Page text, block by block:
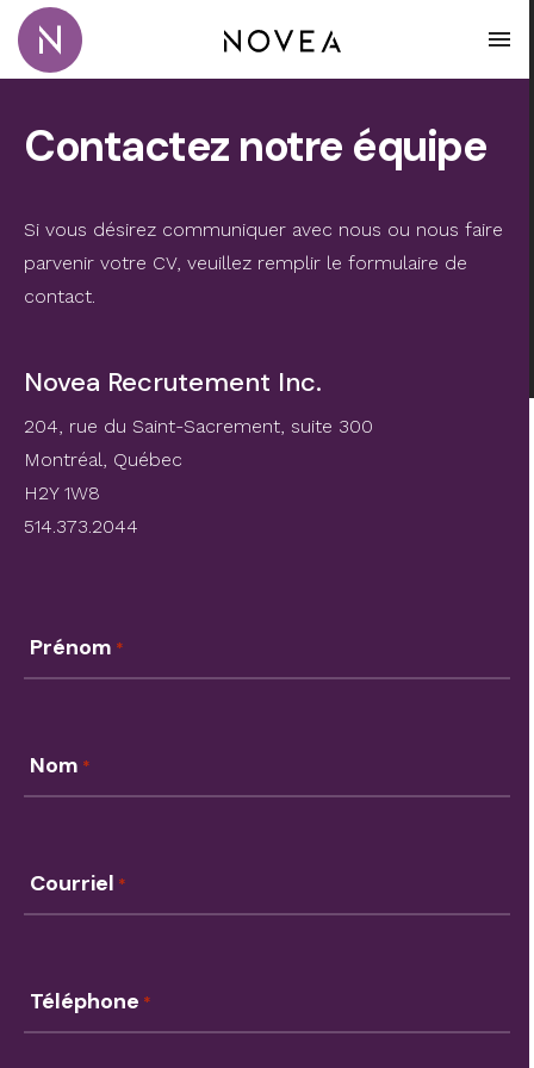
Passer au contenu principal
Contactez notre équipe
Si vous désirez communiquer avec nous ou nous faire
parvenir votre CV, veuillez remplir le formulaire de
contact.
Novea Recrutement Inc.
204, rue du Saint-Sacrement, suite 300
Montréal, Québec
H2Y 1W8
514.373.2044
Prénom *
Nom *
Courriel *
Téléphone *